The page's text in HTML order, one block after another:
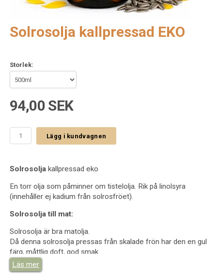
Solrosolja kallpressad EKO
Storlek:
94,00 SEK
Lägg i kundvagnen
Solrosolja kallpressad eko
En torr olja som påminner om tistelolja. Rik på linolsyra
(innehåller ej kadium från solrosfröet).
Solrosolja till mat:
Solrosolja är bra matolja.
Då denna solrosolja pressas från skalade frön har den en gul
färg, måttlig doft, god smak.
Info om våran solrosolja kallpressad eko:
Läs mer